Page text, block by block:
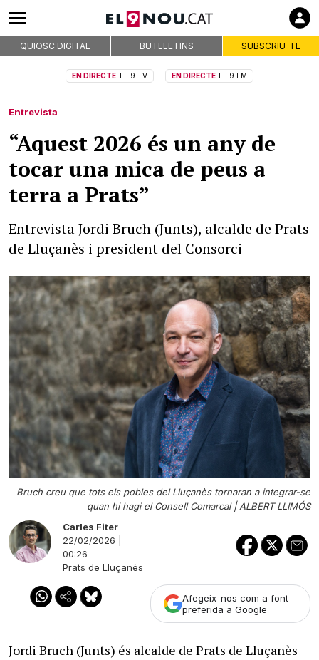
QUIOSC DIGITAL BUTLLETINS SUBSCRIU-TE
EN DIRECTE EL 9 TV EN DIRECTE EL 9 FM
Entrevista
“Aquest 2026 és un any de
tocar una mica de peus a
terra a Prats”
Entrevista Jordi Bruch (Junts), alcalde de Prats
de Lluçanès i president del Consorci
Bruch creu que tots els pobles del Lluçanès tornaran a integrar-se
quan hi hagi el Consell Comarcal |ALBERT LLIMÓS
Carles Fiter
22/02/2026 |
00:26
Prats de Lluçanès
Afegeix-nos com a font
preferida a Google
Jordi Bruch (Junts) és alcalde de Prats de Lluçanès